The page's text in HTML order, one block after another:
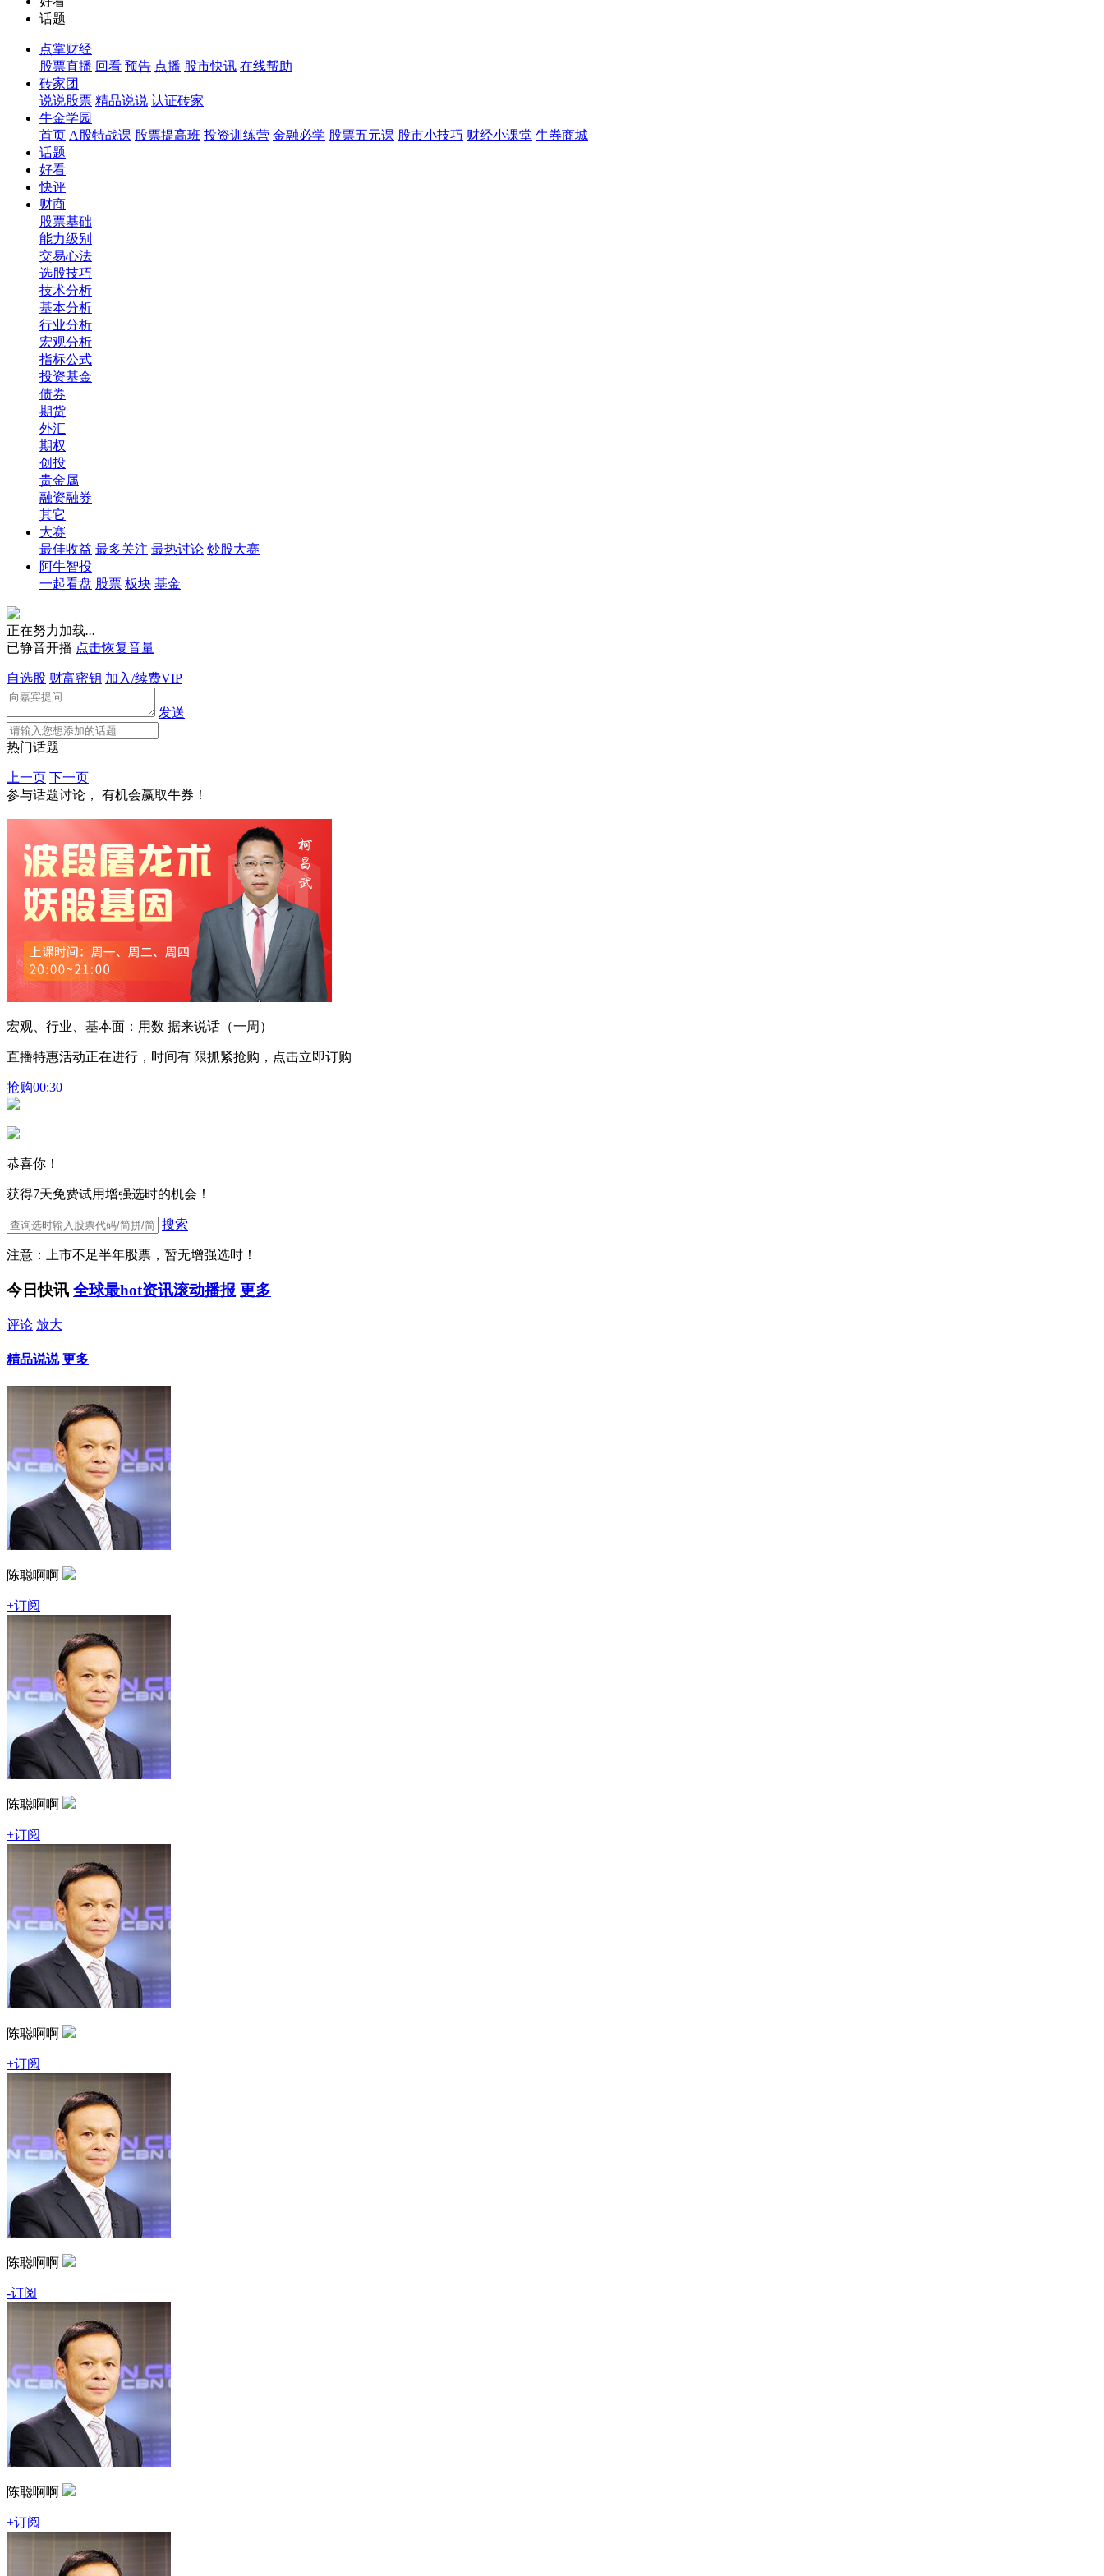
话题
点掌财经
股票直播 回看 预告 点播 股市快讯 在线帮助
砖家团
说说股票 精品说说 认证砖家
牛金学园
首页 A股特战课 股票提高班 投资训练营 金融必学 股票五元课 股市小技巧 财经小课堂 牛券商城
话题
好看
快评
财商
股票基础
能力级别
交易心法
选股技巧
技术分析
基本分析
行业分析
宏观分析
指标公式
投资基金
债券
期货
外汇
期权
创投
贵金属
融资融券
其它
大赛
最佳收益 最多关注 最热讨论 炒股大赛
阿牛智投
一起看盘 股票 板块 基金
正在努力加载...
已静音开播 点击恢复音量
自选股 财富密钥 加入/续费VIP
发送
热门话题
上一页 下一页
参与话题讨论， 有机会赢取牛券！
宏观、行业、基本面：用数 据来说话（一周）
直播特惠活动正在进行，时间有 限抓紧抢购，点击立即订购
抢购00:30
恭喜你！
获得7天免费试用增强选时的机会！
搜索
注意：上市不足半年股票，暂无增强选时！
今日快讯 全球最hot资讯滚动播报 更多
评论 放大
精品说说 更多
陈聪啊啊
+订阅
陈聪啊啊
+订阅
陈聪啊啊
+订阅
陈聪啊啊
-订阅
陈聪啊啊
+订阅